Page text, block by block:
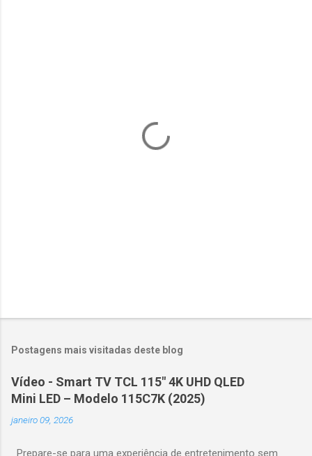
Postagens mais visitadas deste blog
Vídeo - Smart TV TCL 115" 4K UHD QLED
Mini LED – Modelo 115C7K (2025)
janeiro 09, 2026
Prepare-se para uma experiência de entretenimento sem